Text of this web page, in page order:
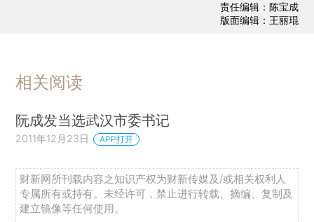
责任编辑：陈宝成
版面编辑：王丽琨
相关阅读
阮成发当选武汉市委书记
2011年12月23日 APP打开
财新网所刊载内容之知识产权为财新传媒及/或相关权利人
专属所有或持有。未经许可，禁止进行转载、摘编、复制及
建立镜像等任何使用。